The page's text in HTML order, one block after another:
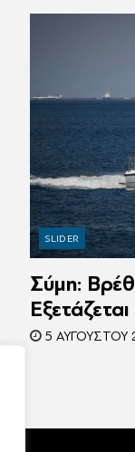
SLIDER
Σύμη:
5 ΑΥΓΟΎΣΤΟΥ